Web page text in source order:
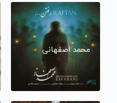
محمد اصفهانی